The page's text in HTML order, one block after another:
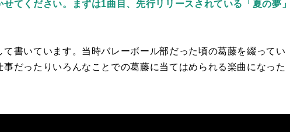
てください。
まずは1曲目、先行リリースされている「夏の夢」
書いています。当時バレーボール部だった頃の葛藤を綴ってい
だったりいろんなことでの葛藤に当てはめられる楽曲になった